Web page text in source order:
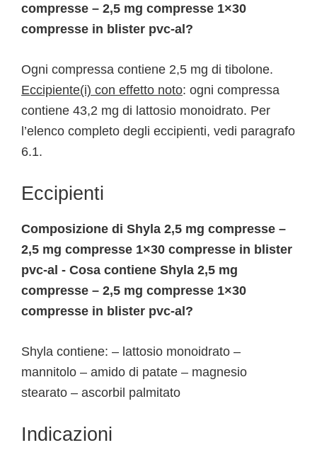
compresse – 2,5 mg compresse 1×30
compresse in blister pvc-al?
Ogni compressa contiene 2,5 mg di tibolone.
Eccipiente(i) con effetto noto: ogni compressa
contiene 43,2 mg di lattosio monoidrato. Per
l’elenco completo degli eccipienti, vedi paragrafo
6.1.
Eccipienti
Composizione di Shyla 2,5 mg compresse –
2,5 mg compresse 1×30 compresse in blister
pvc-al - Cosa contiene Shyla 2,5 mg
compresse – 2,5 mg compresse 1×30
compresse in blister pvc-al?
Shyla contiene: – lattosio monoidrato –
mannitolo – amido di patate – magnesio
stearato – ascorbil palmitato
Indicazioni